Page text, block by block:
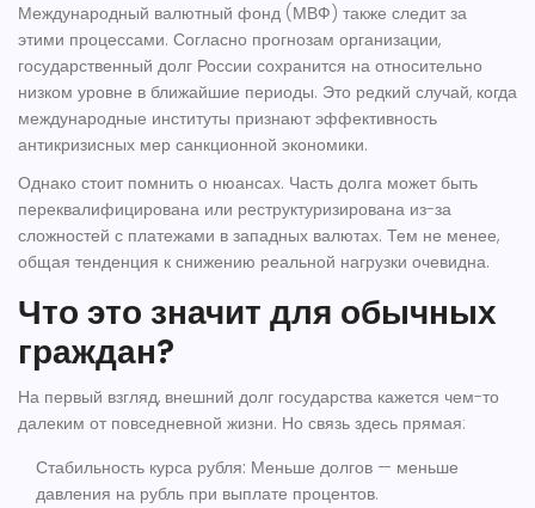
Международный валютный фонд (МВФ) также следит за
этими процессами. Согласно прогнозам организации,
государственный долг России сохранится на относительно
низком уровне в ближайшие периоды. Это редкий случай, когда
международные институты признают эффективность
антикризисных мер санкционной экономики.
Однако стоит помнить о нюансах. Часть долга может быть
переквалифицирована или реструктуризирована из-за
сложностей с платежами в западных валютах. Тем не менее,
общая тенденция к снижению реальной нагрузки очевидна.
Что это значит для обычных
граждан?
На первый взгляд, внешний долг государства кажется чем-то
далеким от повседневной жизни. Но связь здесь прямая:
Стабильность курса рубля: Меньше долгов — меньше
давления на рубль при выплате процентов.